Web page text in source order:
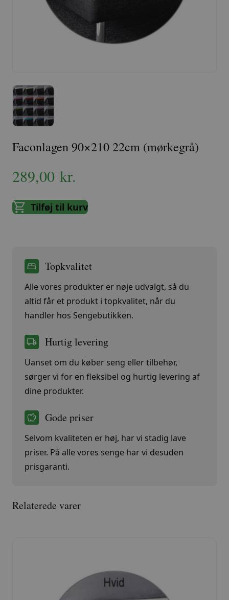
Faconlagen 90×210 22cm (mørkegrå)
289,00 kr.
Tilføj til kurv
Topkvalitet
Alle vores produkter er nøje udvalgt, så du
altid får et produkt i topkvalitet, når du
handler hos Sengebutikken.
Hurtig levering
Uanset om du køber seng eller tilbehør,
sørger vi for en fleksibel og hurtig levering af
dine produkter.
Gode priser
Selvom kvaliteten er høj, har vi stadig lave
priser. På alle vores senge har vi desuden
prisgaranti.
Relaterede varer